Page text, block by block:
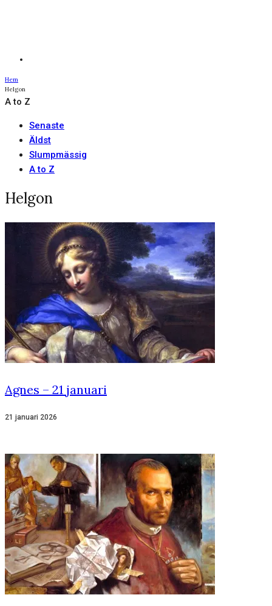
Hem
Helgon
A to Z
Senaste
Äldst
Slumpmässig
A to Z
Helgon
Agnes – 21 januari
21 januari 2026